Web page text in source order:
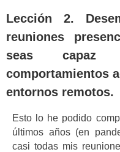
Lección 2.
reuniones
seas
comportamientos
entornos remotos.
Esto lo he podido
últimos años (en
casi todas mis